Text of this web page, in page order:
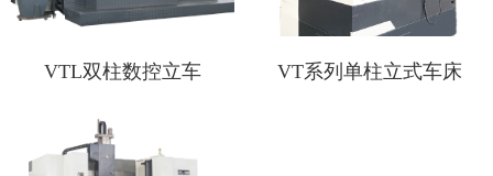
VTL双柱数控立车 VT系列单柱立式车床